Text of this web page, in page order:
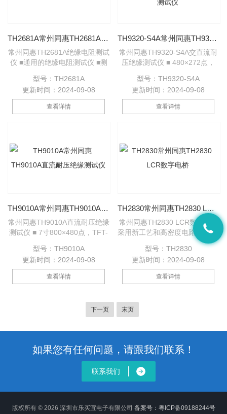
TH2681A常州同惠TH2681A绝缘电阻测试仪
常州同惠TH2681A绝缘电阻测试
仪 ■通用的绝缘电阻测试仪 ■测
指示 ■测试速度快 ■适应电容器
测试的特殊要求 ■简便的操作过
程
型号：TH2681A
更新时间：2024-09-08
查看详情
TH9320-S4A常州同惠TH9320-S4A交直流耐压绝缘测试仪
常州同惠TH9320-S4A交直流耐
压绝缘测试仪 ■ 480×272点，
能，确保结果正确不漏检 ■ 快速
放电和电弧侦测功能 ■ 增强的人
体保护功能：地电流检测功能 ■
自带4路、8路双通道扫描接口，
型号：TH9320-S4A
更新时间：2024-09-08
查看详情
TH9010A常州同惠TH9010A直流耐压绝缘测试仪
常州同惠TH9010A直流耐压绝缘
测试仪 ■ 7寸800×480点，TFT-
洁的操作设计 ■ 八单元耐压并行
输出，测试效率提高八倍 ■ 八个
单元彼此独立互不干扰 ■ 每个单
元可通过四通道扫描器扩展 ■ 多
器可扩展至128通道
型号：TH9010A
更新时间：2024-09-08
查看详情
TH2830常州同惠TH2830 LCR数字电桥
常州同惠TH2830 LCR数字电桥
采用新工艺和高密度电路设计,浓
缩大型LCR测试仪的精华,紧凑,
小巧.取消传统机械电源开关,采
用软件控制电源开关.0.05%的基
本精度和良好的测试稳定性可与
机型媲美.配备4.3寸LCD显示屏
方,操作简便.仪器提供丰富的接
型号：TH2830
更新时间：2024-09-08
查看详情
下一页 末页
如果您有任何问题，请跟我们联系！
联系我们
版权所有 © 2026 深圳市乐买宜电子有限公司 备案号：粤ICP备09188244号